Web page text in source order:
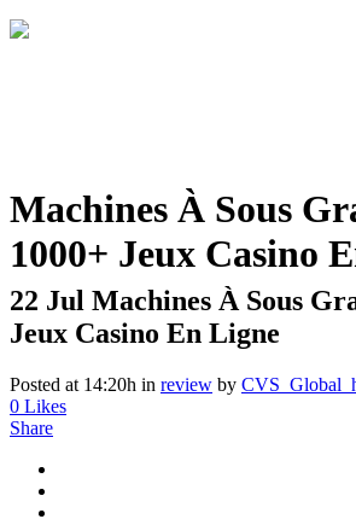
Machines À Sous
1000+ Jeux Casino
22 Jul Machines À Sous
Jeux Casino En Ligne
Posted at 14:20h in review by
0 Likes
Share